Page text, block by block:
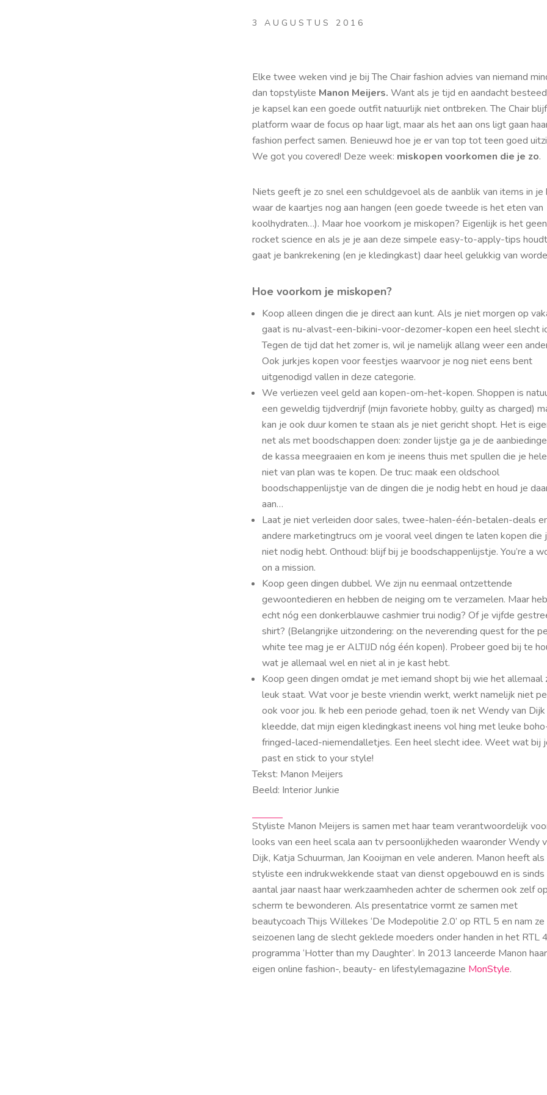
3 AUGUSTUS 2016
Elke twee weken vind je bij The Chair fashion advies van niemand
dan topstyliste Manon Meijers. Want als je tijd en aandacht
je kapsel kan een goede outfit natuurlijk niet ontbreken. The Chair
platform waar de focus op haar ligt, maar als het aan ons ligt gaan
fashion perfect samen. Benieuwd hoe je er van top tot teen goed
We got you covered! Deze week: miskopen voorkomen die je zo.
Niets geeft je zo snel een schuldgevoel als de aanblik van items in je
waar de kaartjes nog aan hangen (een goede tweede is het eten van
koolhydraten…). Maar hoe voorkom je miskopen? Eigenlijk is het geen
rocket science en als je je aan deze simpele easy-­to-apply-­tips houdt
gaat je bankrekening (en je kledingkast) daar heel gelukkig van
Hoe voorkom je miskopen? ­
Koop alleen dingen die je direct aan kunt. Als je niet morgen op
gaat is nu­-alvast-­een-­bikini­-voor­-de­zomer-­kopen een heel slecht
Tegen de tijd dat het zomer is, wil je namelijk allang weer een
Ook jurkjes kopen voor feestjes waarvoor je nog niet eens bent
uitgenodigd vallen in deze categorie. ­
We verliezen veel geld aan kopen-­om-­het­-kopen. Shoppen is
een geweldig tijdverdrijf (mijn favoriete hobby, guilty as charged)
kan je ook duur komen te staan als je niet gericht shopt. Het is
net als met boodschappen doen: zonder lijstje ga je de
de kassa meegraaien en kom je ineens thuis met spullen die je
niet van plan was te kopen. De truc: maak een oldschool
boodschappenlijstje van de dingen die je nodig hebt en houd je
aan… ­
Laat je niet verleiden door sales, twee-­halen­-één-­betalen­-deals
andere marketingtrucs om je vooral veel dingen te laten kopen die
niet nodig hebt. Onthoud: blijf bij je boodschappenlijstje. You’re a
on a mission. ­
Koop geen dingen dubbel. We zijn nu eenmaal ontzettende
gewoontedieren en hebben de neiging om te verzamelen. Maar
echt nóg een donkerblauwe cashmier trui nodig? Of je vijfde
shirt? (Belangrijke uitzondering: on the neverending quest for the
white tee mag je er ALTIJD nóg één kopen). Probeer goed bij te
wat je allemaal wel en niet al in je kast hebt.
Koop geen dingen omdat je met iemand shopt bij wie het allemaal
leuk staat. Wat voor je beste vriendin werkt, werkt namelijk niet
ook voor jou. Ik heb een periode gehad, toen ik net Wendy van Dijk
kleedde, dat mijn eigen kledingkast ineens vol hing met leuke
fringed­-laced­-niemendalletjes. Een heel slecht idee. Weet wat bij
past en stick to your style!
Tekst: Manon Meijers
Beeld: Interior Junkie
Styliste Manon Meijers is samen met haar team verantwoordelijk
looks van een heel scala aan tv persoonlijkheden waaronder Wendy
Dijk, Katja Schuurman, Jan Kooijman en vele anderen. Manon heeft als
styliste een indrukwekkende staat van dienst opgebouwd en is sinds
aantal jaar naast haar werkzaamheden achter de schermen ook zelf
scherm te bewonderen. Als presentatrice vormt ze samen met
beautycoach Thijs Willekes ‘De Modepolitie 2.0’ op RTL 5 en nam
seizoenen lang de slecht geklede moeders onder handen in het RTL
programma ‘Hotter than my Daughter’. In 2013 lanceerde Manon haar
eigen online fashion-, beauty- en lifestylemagazine MonStyle.